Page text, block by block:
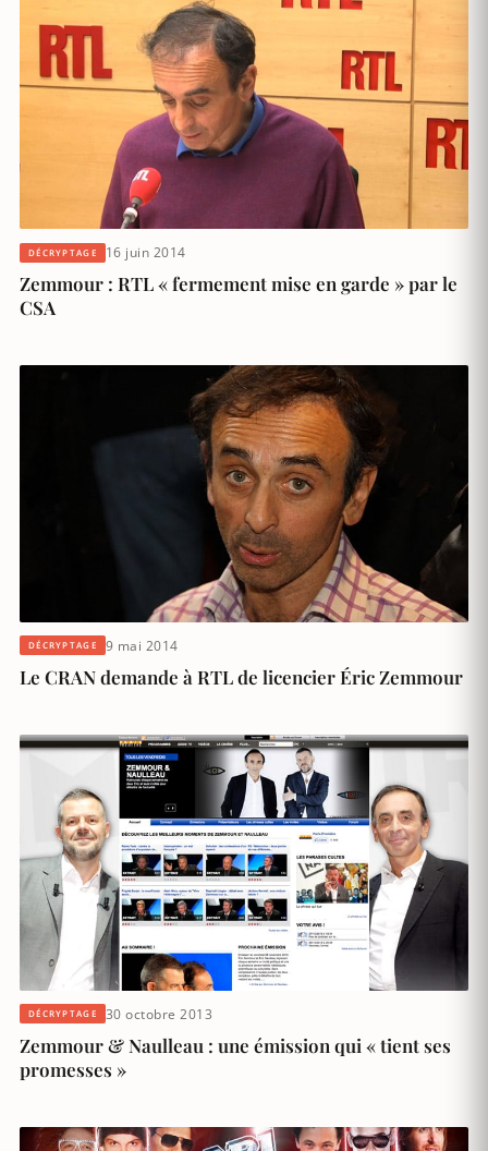
DÉCRYPTAGE 16 juin 2014
Zemmour : RTL « fermement mise en garde » par le
CSA
DÉCRYPTAGE 9 mai 2014
Le CRAN demande à RTL de licencier Éric Zemmour
DÉCRYPTAGE 30 octobre 2013
Zemmour & Naulleau : une émission qui « tient ses
promesses »